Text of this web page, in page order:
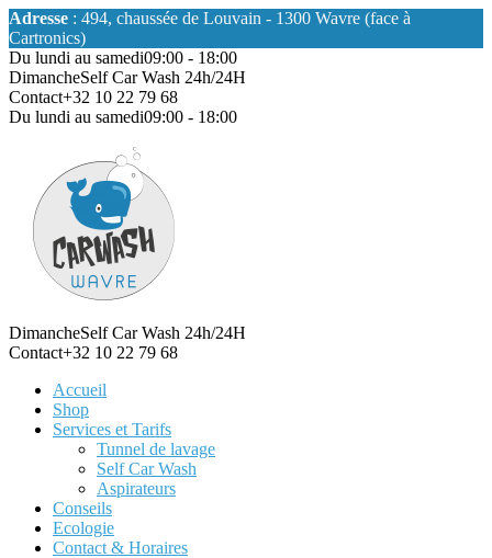
Adresse : 494, chaussée de Louvain - 1300 Wavre (face à
Cartronics)
Du lundi au samedi09:00 - 18:00
DimancheSelf Car Wash 24h/24H
Contact+32 10 22 79 68
Du lundi au samedi09:00 - 18:00
DimancheSelf Car Wash 24h/24H
Contact+32 10 22 79 68
Accueil
Shop
Services et Tarifs
Tunnel de lavage
Self Car Wash
Aspirateurs
Conseils
Ecologie
Contact & Horaires